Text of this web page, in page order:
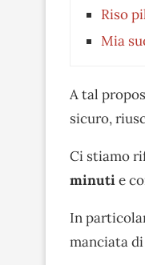
Riso
Mia
A tal
sicuro,
Ci stiamo
minutie
In
manciata